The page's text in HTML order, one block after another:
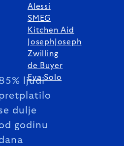
ljudi
dulje
godinu
Alessi
SMEG
Kitchen Aid
JosephJoseph
Zwilling
de Buyer
Eva Solo